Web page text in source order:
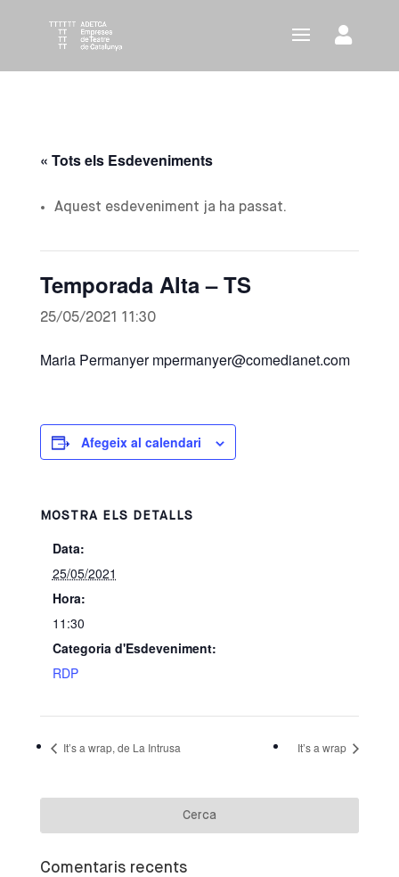
« Tots els Esdeveniments
Aquest esdeveniment ja ha passat.
Temporada Alta – TS
25/05/2021 11:30
Maria Permanyer mpermanyer@comedianet.com
Afegeix al calendari
MOSTRA ELS DETALLS
Data:
25/05/2021
Hora:
11:30
Categoria d'Esdeveniment:
RDP
It’s a wrap, de La Intrusa It’s a wrap
Comentaris recents